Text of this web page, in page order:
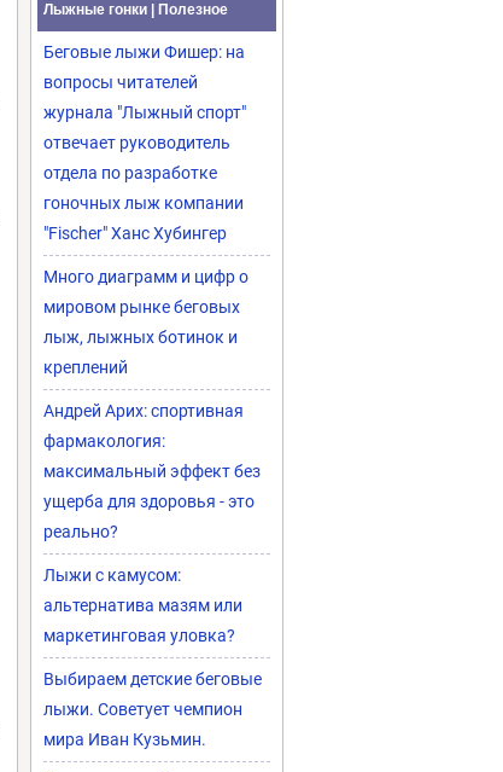
Лыжные гонки | Полезное
Беговые лыжи Фишер: на
вопросы читателей
журнала "Лыжный спорт"
отвечает руководитель
отдела по разработке
гоночных лыж компании
"Fischer" Ханс Хубингер
Много диаграмм и цифр о
мировом рынке беговых
лыж, лыжных ботинок и
креплений
Андрей Арих: спортивная
фармакология:
максимальный эффект без
ущерба для здоровья - это
реально?
Лыжи с камусом:
альтернатива мазям или
маркетинговая уловка?
Выбираем детские беговые
лыжи. Советует чемпион
мира Иван Кузьмин.